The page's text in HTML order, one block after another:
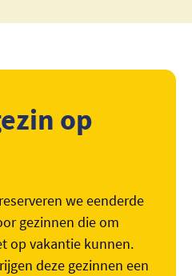
op
we eenderde
gezinnen die om
op vakantie kunnen.
deze gezinnen een